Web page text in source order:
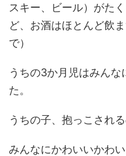
スキー、ビール）がた
ど、お酒はほとんど飲
で）
うちの3か月児はみんな
た。
うちの子、抱っこされ
みんなにかわいいかわ